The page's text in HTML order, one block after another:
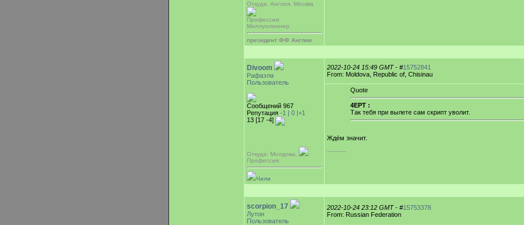
Откуда: Англия, Москва
Профессия:
Миллуолионер
президент ФФ Англии
Divoom
Рафаэла
Пользователь
Сообщений 967
Репутация -1 | 0 |+1
13 [17 -4]
Откуда: Молдова,
Профессия:
Чили
2022-10-24 15:49 GMT- #15752841
From: Moldova, Republic of, Chisinau
Quote
4EPT :
Так тебя при вылете сам скрипт уволит.
Ждём значит.
-----------
scorpion_17
Лутон
Пользователь
2022-10-24 23:12 GMT- #15753378
From: Russian Federation